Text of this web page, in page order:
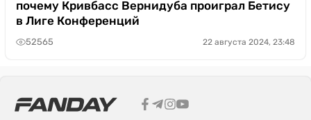
почему Кривбасс Вернидуба проиграл Бетису
в Лиге Конференций
52565 22 августа 2024, 23:48